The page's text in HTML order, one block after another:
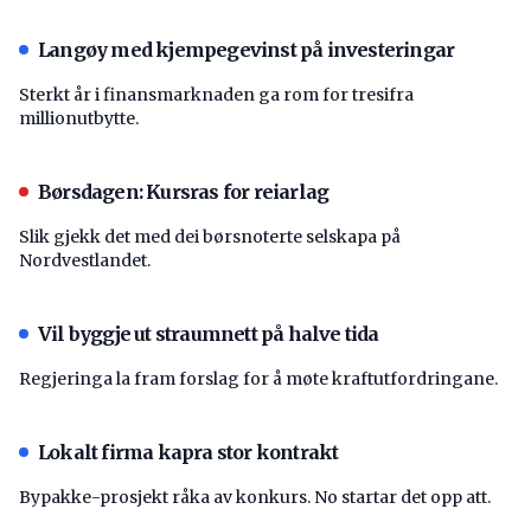
Langøy med kjempegevinst på investeringar
Sterkt år i finansmarknaden ga rom for tresifra
millionutbytte.
Børsdagen: Kursras for reiarlag
Slik gjekk det med dei børsnoterte selskapa på
Nordvestlandet.
Vil byggje ut straumnett på halve tida
Regjeringa la fram forslag for å møte kraftutfordringane.
Lokalt firma kapra stor kontrakt
Bypakke-prosjekt råka av konkurs. No startar det opp att.